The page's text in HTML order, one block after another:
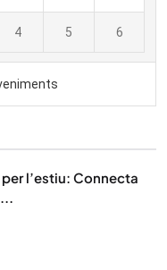
l’estiu: Connecta